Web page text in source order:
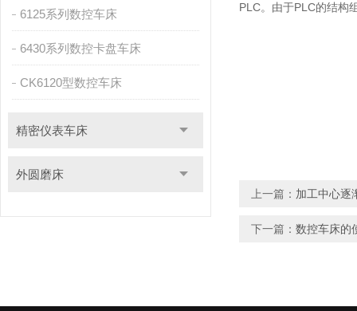
6125系列数控车床
6430系列数控卡盘车床
CK6120型数控车床
精密仪表车床
外圆磨床
PLC。由于PLC的结构
上一篇： 加工中心逐
下一篇： 数控车床的